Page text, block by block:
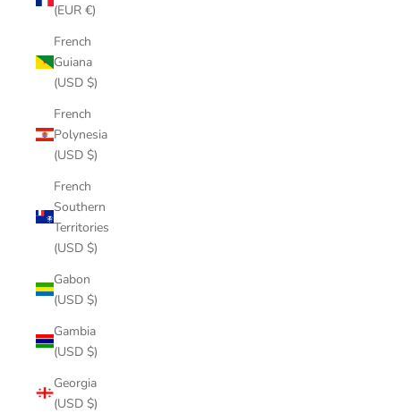
(EUR €)
French
Guiana
(USD $)
French
Polynesia
(USD $)
French
Southern
Territories
(USD $)
Gabon
(USD $)
Gambia
(USD $)
Georgia
(USD $)